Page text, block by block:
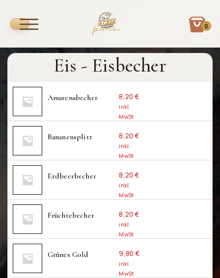
0
Eis - Eisbecher
Amarenabecher 8,20€
inkl.
MwSt
inkl. 7 % MwSt.
zzgl.Versandkosten
Bananensplitt 8,20€
inkl.
MwSt
inkl. 7 % MwSt.
zzgl.Versandkosten
Erdbeerbecher 8,20€
inkl.
MwSt
inkl. 7 % MwSt.
zzgl.Versandkosten
Früchtebecher 8,20€
inkl.
MwSt
inkl. 7 % MwSt.
zzgl.Versandkosten
Grünes Gold 9,80€
inkl.
MwSt